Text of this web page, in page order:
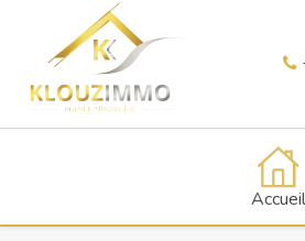
Accueil